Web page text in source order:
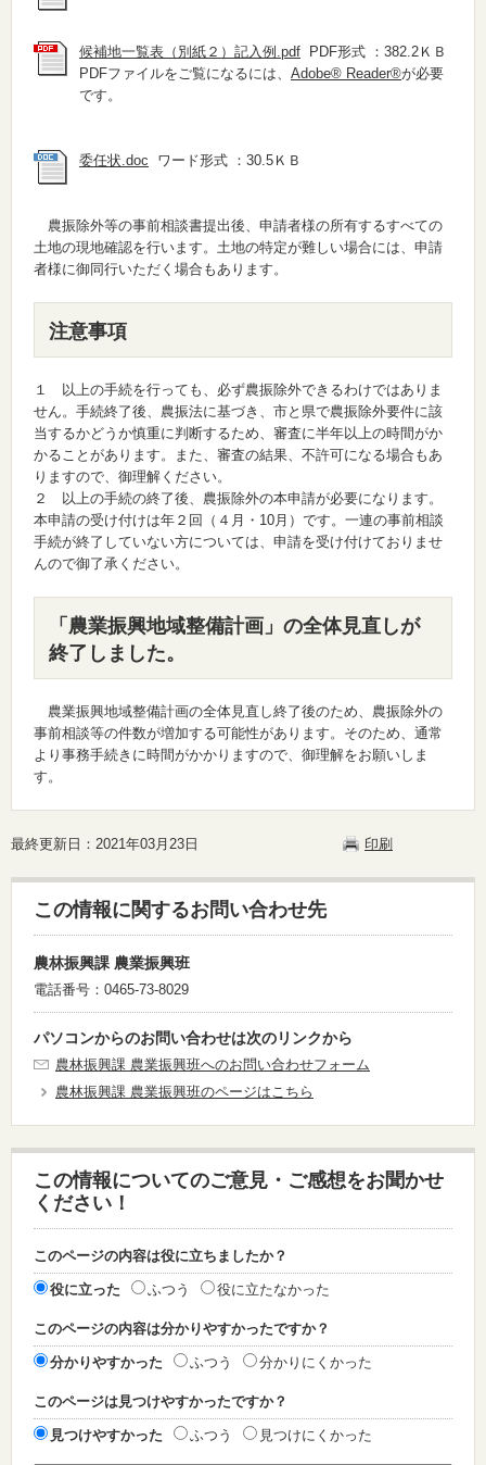
候補地一覧表（別紙２）記入例.pdf PDF形式 ：382.2ＫＢ
PDFファイルをご覧になるには、 Adobe® Reader®が必要
です。
委任状.doc ワード形式 ：30.5ＫＢ
農振除外等の事前相談書提出後、申請者様の所有するすべての
土地の現地確認を行います。土地の特定が難しい場合には、申請
者様に御同行いただく場合もあります。
注意事項
１ 以上の手続を行っても、必ず農振除外できるわけではありま
せん。手続終了後、農振法に基づき、市と県で農振除外要件に該
当するかどうか慎重に判断するため、審査に半年以上の時間がか
かることがあります。また、審査の結果、不許可になる場合もあ
りますので、御理解ください。
２ 以上の手続の終了後、農振除外の本申請が必要になります。
本申請の受け付けは年２回（４月・10月）です。一連の事前相談
手続が終了していない方については、申請を受け付けておりませ
んので御了承ください。
「農業振興地域整備計画」の全体見直しが
終了しました。
農業振興地域整備計画の全体見直し終了後のため、農振除外の
事前相談等の件数が増加する可能性があります。そのため、通常
より事務手続きに時間がかかりますので、御理解をお願いしま
す。
最終更新日：2021年03月23日 印刷
この情報に関するお問い合わせ先
農林振興課 農業振興班
電話番号：0465-73-8029
パソコンからのお問い合わせは次のリンクから
農林振興課 農業振興班へのお問い合わせフォーム
農林振興課 農業振興班のページはこちら
この情報についてのご意見・ご感想をお聞かせ
ください！
このページの内容は役に立ちましたか？
役に立った ふつう 役に立たなかった
このページの内容は分かりやすかったですか？
分かりやすかった ふつう 分かりにくかった
このページは見つけやすかったですか？
見つけやすかった ふつう 見つけにくかった